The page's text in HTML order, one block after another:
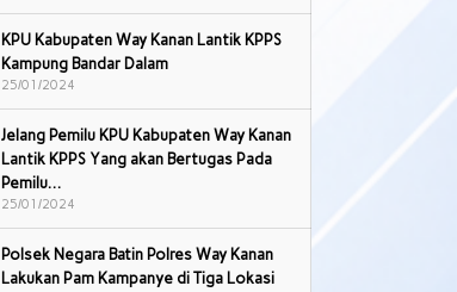
KPU Kabupaten Way Kanan Lantik KPPS
Kampung Bandar Dalam
25/01/2024
Jelang Pemilu KPU Kabupaten Way Kanan
Lantik KPPS Yang akan Bertugas Pada
Pemilu…
25/01/2024
Polsek Negara Batin Polres Way Kanan
Lakukan Pam Kampanye di Tiga Lokasi